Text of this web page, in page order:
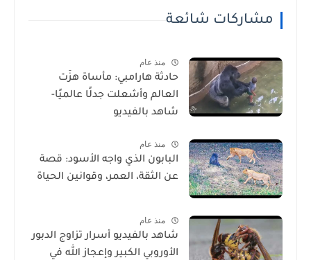
مشاركات شائعة
منذ عام
حادثة هارامبي: مأساة هزّت
العالم وأشعلت جدلًا عالميًا-
شاهد بالفيديو
منذ عام
البابون الذي واجه الأسود: قصة
عن الثقة، العمر، وقوانين الحياة
منذ عام
شاهد بالفيديو أسرار تزاوج الدبور
الأوروبي الكبير وإعجاز الله في